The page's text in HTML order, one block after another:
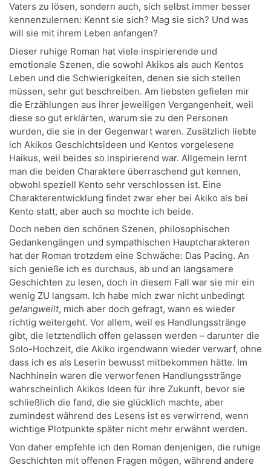
Vaters zu lösen, sondern auch, sich selbst immer besser
kennenzulernen: Kennt sie sich? Mag sie sich? Und was
will sie mit ihrem Leben anfangen?
Dieser ruhige Roman hat viele inspirierende und
emotionale Szenen, die sowohl Akikos als auch Kentos
Leben und die Schwierigkeiten, denen sie sich stellen
müssen, sehr gut beschreiben. Am liebsten gefielen mir
die Erzählungen aus ihrer jeweiligen Vergangenheit, weil
diese so gut erklärten, warum sie zu den Personen
wurden, die sie in der Gegenwart waren. Zusätzlich liebte
ich Akikos Geschichtsideen und Kentos vorgelesene
Haikus, weil beides so inspirierend war. Allgemein lernt
man die beiden Charaktere überraschend gut kennen,
obwohl speziell Kento sehr verschlossen ist. Eine
Charakterentwicklung findet zwar eher bei Akiko als bei
Kento statt, aber auch so mochte ich beide.
Doch neben den schönen Szenen, philosophischen
Gedankengängen und sympathischen Hauptcharakteren
hat der Roman trotzdem eine Schwäche: Das Pacing. An
sich genieße ich es durchaus, ab und an langsamere
Geschichten zu lesen, doch in diesem Fall war sie mir ein
wenig ZU langsam. Ich habe mich zwar nicht unbedingt
gelangweilt, mich aber doch gefragt, wann es wieder
richtig weitergeht. Vor allem, weil es Handlungsstränge
gibt, die letztendlich offen gelassen werden – darunter die
Solo-Hochzeit, die Akiko irgendwann wieder verwarf, ohne
dass ich es als Leserin bewusst mitbekommen hätte. Im
Nachhinein waren die verworfenen Handlungsstränge
wahrscheinlich Akikos Ideen für ihre Zukunft, bevor sie
schließlich die fand, die sie glücklich machte, aber
zumindest während des Lesens ist es verwirrend, wenn
wichtige Plotpunkte später nicht mehr erwähnt werden.
Von daher empfehle ich den Roman denjenigen, die ruhige
Geschichten mit offenen Fragen mögen, während andere